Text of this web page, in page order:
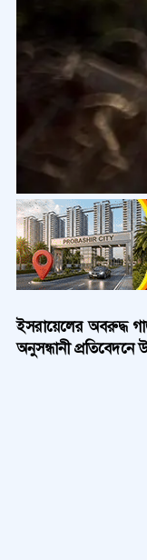
ইসরায়েলের অবরুদ্ধ
অনুসন্ধানী